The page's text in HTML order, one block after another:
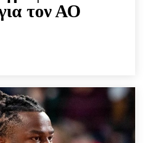
τον ΑΟ